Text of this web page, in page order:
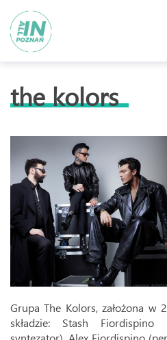
the kolors
Grupa The Kolors, założona
składzie: Stash